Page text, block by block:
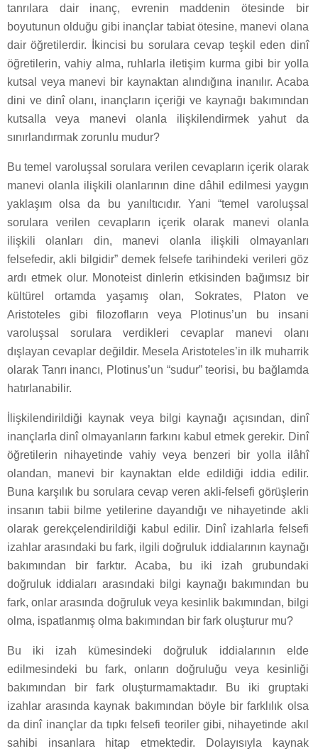
tanrılara dair inanç, evrenin maddenin ötesinde bir
boyutunun olduğu gibi inançlar tabiat ötesine, manevi olana
dair öğretilerdir. İkincisi bu sorulara cevap teşkil eden dinî
öğretilerin, vahiy alma, ruhlarla iletişim kurma gibi bir yolla
kutsal veya manevi bir kaynaktan alındığına inanılır. Acaba
dini ve dinî olanı, inançların içeriği ve kaynağı bakımından
kutsalla veya manevi olanla ilişkilendirmek yahut da
sınırlandırmak zorunlu mudur?
Bu temel varoluşsal sorulara verilen cevapların içerik olarak
manevi olanla ilişkili olanlarının dine dâhil edilmesi yaygın
yaklaşım olsa da bu yanıltıcıdır. Yani “temel varoluşsal
sorulara verilen cevapların içerik olarak manevi olanla
ilişkili olanları din, manevi olanla ilişkili olmayanları
felsefedir, akli bilgidir” demek felsefe tarihindeki verileri göz
ardı etmek olur. Monoteist dinlerin etkisinden bağımsız bir
kültürel ortamda yaşamış olan, Sokrates, Platon ve
Aristoteles gibi filozofların veya Plotinus’un bu insani
varoluşsal sorulara verdikleri cevaplar manevi olanı
dışlayan cevaplar değildir. Mesela Aristoteles’in ilk muharrik
olarak Tanrı inancı, Plotinus’un “sudur” teorisi, bu bağlamda
hatırlanabilir.
İlişkilendirildiği kaynak veya bilgi kaynağı açısından, dinî
inançlarla dinî olmayanların farkını kabul etmek gerekir. Dinî
öğretilerin nihayetinde vahiy veya benzeri bir yolla ilâhî
olandan, manevi bir kaynaktan elde edildiği iddia edilir.
Buna karşılık bu sorulara cevap veren akli-felsefi görüşlerin
insanın tabii bilme yetilerine dayandığı ve nihayetinde akli
olarak gerekçelendirildiği kabul edilir. Dinî izahlarla felsefi
izahlar arasındaki bu fark, ilgili doğruluk iddialarının kaynağı
bakımından bir farktır. Acaba, bu iki izah grubundaki
doğruluk iddiaları arasındaki bilgi kaynağı bakımından bu
fark, onlar arasında doğruluk veya kesinlik bakımından, bilgi
olma, ispatlanmış olma bakımından bir fark oluşturur mu?
Bu iki izah kümesindeki doğruluk iddialarının elde
edilmesindeki bu fark, onların doğruluğu veya kesinliği
bakımından bir fark oluşturmamaktadır. Bu iki gruptaki
izahlar arasında kaynak bakımından böyle bir farklılık olsa
da dinî inançlar da tıpkı felsefi teoriler gibi, nihayetinde akıl
sahibi insanlara hitap etmektedir. Dolayısıyla kaynak